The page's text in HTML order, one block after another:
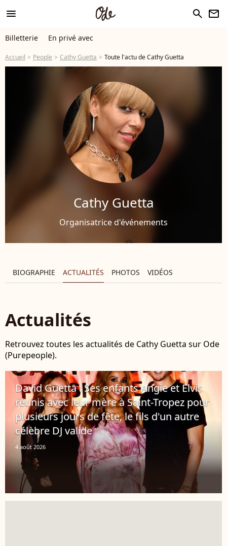
menu search newsletter
Billetterie En privé avec
Accueil People Cathy Guetta Toute l'actu de Cathy Guetta
Cathy Guetta
Organisatrice d'événements
BIOGRAPHIE ACTUALITÉS PHOTOS VIDÉOS
Actualités
Retrouvez toutes les actualités de Cathy Guetta sur Ode
(Purepeople).
David Guetta : Ses enfants Angie et Elvis
réunis avec leur mère à Saint-Tropez pour
plusieurs jours de fête, le fils d'un autre
célèbre DJ valide
4 août 2026